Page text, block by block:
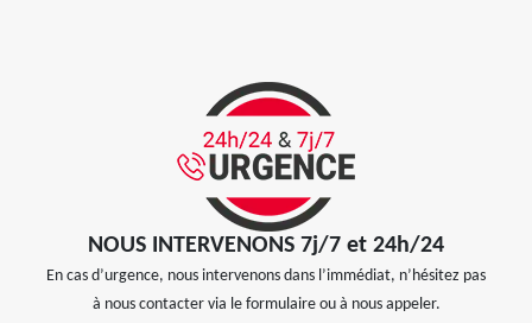
NOUS INTERVENONS 7j/7 et 24h/24
En cas d’urgence, nous intervenons dans l’immédiat, n’hésitez pas
à nous contacter via le formulaire ou à nous appeler.